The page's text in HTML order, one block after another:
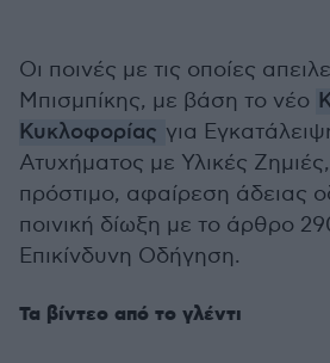
Οι ποινές με τις οποίες
Μπισμπίκης, με βάση το νέο
Κυκλοφορίας για
Ατυχήματος με Υλικές
πρόστιμο, αφαίρεση άδειας
ποινική δίωξη με το άρθρο
Επικίνδυνη Οδήγηση.
Τα βίντεο από το γλέντι